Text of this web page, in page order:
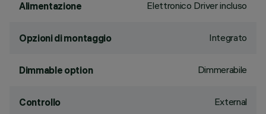
Alimentazione Elettronico Driver incluso
Opzioni di montaggio Integrato
Dimmable option Dimmerabile
Controllo External